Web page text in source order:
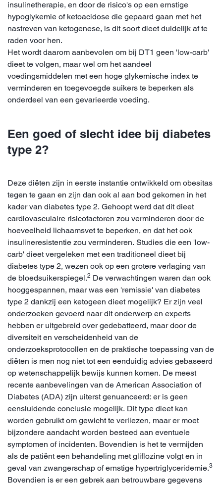
insulinetherapie, en door de risico's op een ernstige
hypoglykemie of ketoacidose die gepaard gaan met het
nastreven van ketogenese, is dit soort dieet duidelijk af te
raden voor hen.
Het wordt daarom aanbevolen om bij DT1 geen 'low-carb'
dieet te volgen, maar wel om het aandeel
voedingsmiddelen met een hoge glykemische index te
verminderen en toegevoegde suikers te beperken als
onderdeel van een gevarieerde voeding.
Een goed of slecht idee bij diabetes
type 2?
Deze diëten zijn in eerste instantie ontwikkeld om obesitas
tegen te gaan en zijn dan ook al aan bod gekomen in het
kader van diabetes type 2. Gehoopt werd dat dit dieet
cardiovasculaire risicofactoren zou verminderen door de
hoeveelheid lichaamsvet te beperken, en dat het ook
insulineresistentie zou verminderen. Studies die een 'low-
carb' dieet vergeleken met een traditioneel dieet bij
diabetes type 2, wezen ook op een grotere verlaging van
de bloedsuikerspiegel.2 De verwachtingen waren dan ook
hooggespannen, maar was een 'remissie' van diabetes
type 2 dankzij een ketogeen dieet mogelijk? Er zijn veel
onderzoeken gevoerd naar dit onderwerp en experts
hebben er uitgebreid over gedebatteerd, maar door de
diversiteit en verscheidenheid van de
onderzoeksprotocollen en de praktische toepassing van de
diëten is men nog niet tot een eenduidig advies gebaseerd
op wetenschappelijk bewijs kunnen komen. De meest
recente aanbevelingen van de American Association of
Diabetes (ADA) zijn uiterst genuanceerd: er is geen
eensluidende conclusie mogelijk. Dit type dieet kan
worden gebruikt om gewicht te verliezen, maar er moet
bijzondere aandacht worden besteed aan eventuele
symptomen of incidenten. Bovendien is het te vermijden
als de patiënt een behandeling met gliflozine volgt en in
geval van zwangerschap of ernstige hypertriglyceridemie.3
Bovendien is er een gebrek aan betrouwbare gegevens